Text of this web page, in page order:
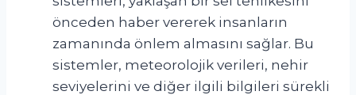
önceden haber vererek insanların
zamanında önlem almasını sağlar. Bu
sistemler, meteorolojik verileri, nehir
seviyelerini ve diğer ilgili bilgileri sürekli